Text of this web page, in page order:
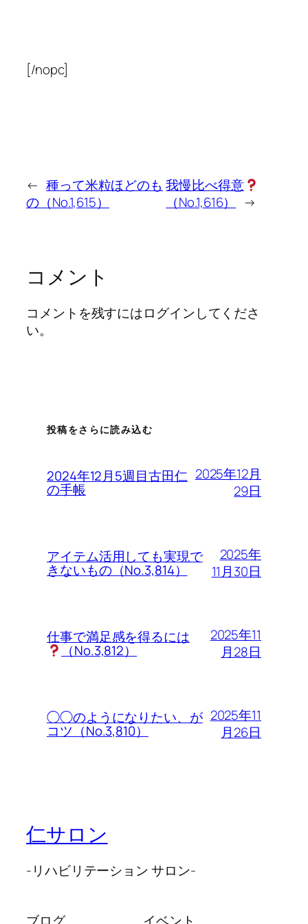
[/nopc]
← 種って米粒ほどのも
の（No.1,615）
我慢比べ得意
（No.1,616）
→
コメント
コメントを残すにはログインしてくださ
い。
投稿をさらに読み込む
2024年12月5週目古田仁
の手帳
2025年12月
29日
アイテム活用しても実現で
きないもの（No.3,814）
2025年
11月30日
仕事で満足感を得るには
（No.3,812）
2025年11
月28日
◯◯のようになりたい、が
コツ（No.3,810）
2025年11
月26日
仁サロン
-リハビリテーション サロン-